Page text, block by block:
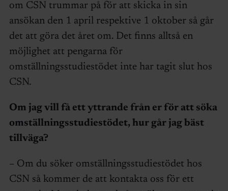
om CSN trummar på för att skicka in sin
ansökan den 1 april respektive 1 oktober så går
det att göra det året om. Det finns alltså en
möjlighet att pengarna för
omställningsstudiestödet inte har tagit slut hos
CSN.
Om jag vill få ett yttrande från er för att söka
omställningsstudiestödet, hur går jag bäst
tillväga?
– Om du söker omställningsstudiestödet hos
CSN så kommer de att kontakta oss för ett